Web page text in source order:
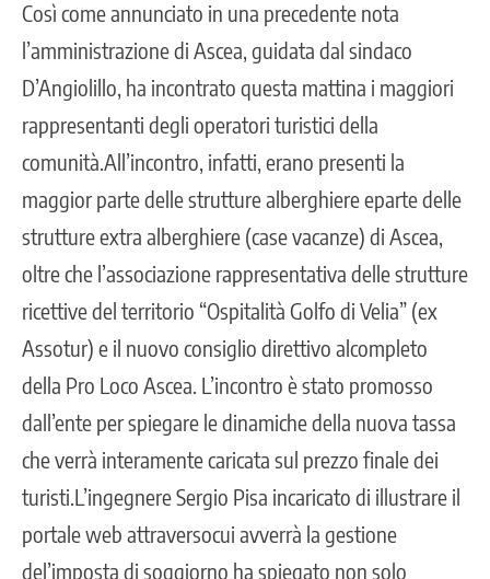
Così come annunciato in una precedente nota
l’amministrazione di Ascea, guidata dal sindaco
D’Angiolillo, ha incontrato questa mattina i maggiori
rappresentanti degli operatori turistici della
comunità.All’incontro, infatti, erano presenti la
maggior parte delle strutture alberghiere eparte delle
strutture extra alberghiere (case vacanze) di Ascea,
oltre che l’associazione rappresentativa delle strutture
ricettive del territorio “Ospitalità Golfo di Velia” (ex
Assotur) e il nuovo consiglio direttivo alcompleto
della Pro Loco Ascea. L’incontro è stato promosso
dall’ente per spiegare le dinamiche della nuova tassa
che verrà interamente caricata sul prezzo finale dei
turisti.L’ingegnere Sergio Pisa incaricato di illustrare il
portale web attraversocui avverrà la gestione
del’imposta di soggiorno ha spiegato non solo